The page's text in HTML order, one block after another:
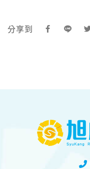
分享到